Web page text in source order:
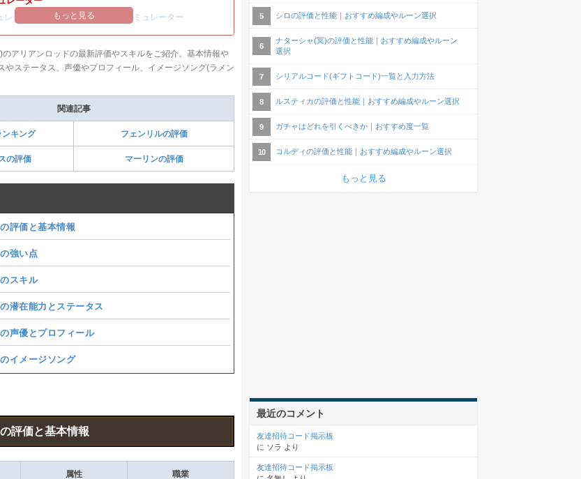
ーター コルディ(団長)ガチャシミュレーター
もっと見る
のアリアンロッドの最新評価やスキルをご紹介。基本情報や
やステータス、声優やプロフィール、イメージソング(ラメン
関連記事
ンキング フェンリルの評価
の評価 マーリンの評価
評価と基本情報
強い点
スキル
潜在能力とステータス
声優とプロフィール
イメージソング
評価と基本情報
属性 職業
シロの評価と性能｜おすすめ編成やルーン選択
ナターシャ(冥)の評価と性能｜おすすめ編成やルーン
選択
シリアルコード(ギフトコード)一覧と入力方法
ルスティカの評価と性能｜おすすめ編成やルーン選択
ガチャはどれを引くべきか｜おすすめ度一覧
コルディの評価と性能｜おすすめ編成やルーン選択
もっと見る
最近のコメント
友達招待コード掲示板
に ソラ より
友達招待コード掲示板